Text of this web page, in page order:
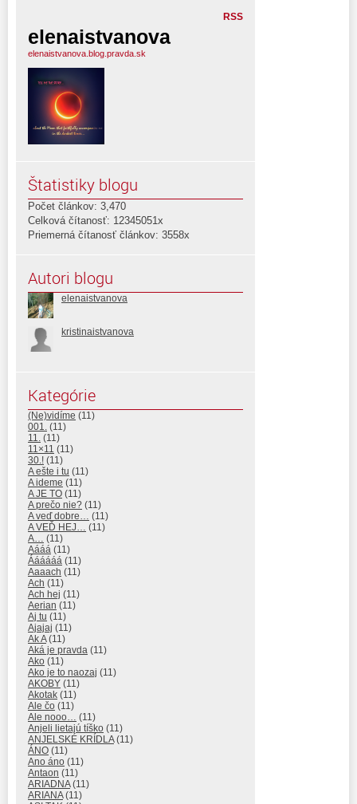
RSS
elenaistvanova
elenaistvanova.blog.pravda.sk
Štatistiky blogu
Počet článkov: 3,470
Celková čítanosť: 12345051x
Priemerná čítanosť článkov: 3558x
Autori blogu
elenaistvanova
kristinaistvanova
Kategórie
(Ne)vidíme (11)
001. (11)
11. (11)
11×11 (11)
30.! (11)
A ešte i tu (11)
A ideme (11)
A JE TO (11)
A prečo nie? (11)
A veď dobre… (11)
A VEĎ HEJ… (11)
A… (11)
Aááá (11)
Áááááá (11)
Aaaach (11)
Ach (11)
Ach hej (11)
Aerian (11)
Aj tu (11)
Ajajaj (11)
Ak A(11)
Aká je pravda (11)
Ako (11)
Ako je to naozaj (11)
AKOBY (11)
Akotak (11)
Ale čo (11)
Ale nooo… (11)
Anjeli lietajú tíško (11)
ANJELSKÉ KRÍDLA(11)
ÁNO (11)
Ano áno (11)
Antaon (11)
ARIADNA(11)
ARIANA(11)